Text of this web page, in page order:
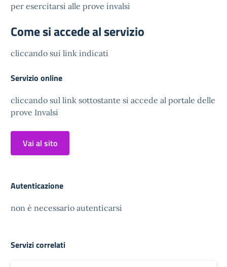
per esercitarsi alle prove invalsi
Come si accede al servizio
cliccando sui link indicati
Servizio online
cliccando sul link sottostante si accede al portale delle
prove Invalsi
Vai al sito
Autenticazione
non è necessario autenticarsi
Servizi correlati